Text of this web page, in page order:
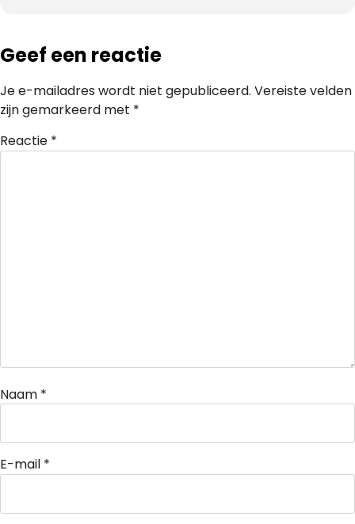
Geef een reactie
Je e-mailadres wordt niet gepubliceerd. Vereiste velden
zijn gemarkeerd met *
Reactie *
Naam *
E-mail *